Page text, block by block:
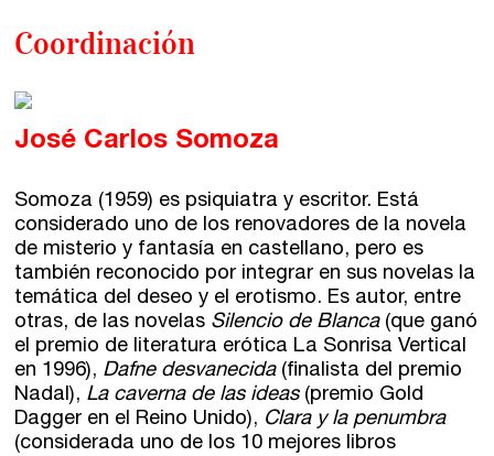
Coordinación
José Carlos Somoza
Somoza (1959) es psiquiatra y escritor. Está
considerado uno de los renovadores de la novela
de misterio y fantasía en castellano, pero es
también reconocido por integrar en sus novelas la
temática del deseo y el erotismo. Es autor, entre
otras, de las novelas Silencio de Blanca(que ganó
el premio de literatura erótica La Sonrisa Vertical
en 1996), Dafne desvanecida(finalista del premio
Nadal), La caverna de las ideas(premio Gold
Dagger en el Reino Unido), Clara y la penumbra
(considerada uno de los 10 mejores libros